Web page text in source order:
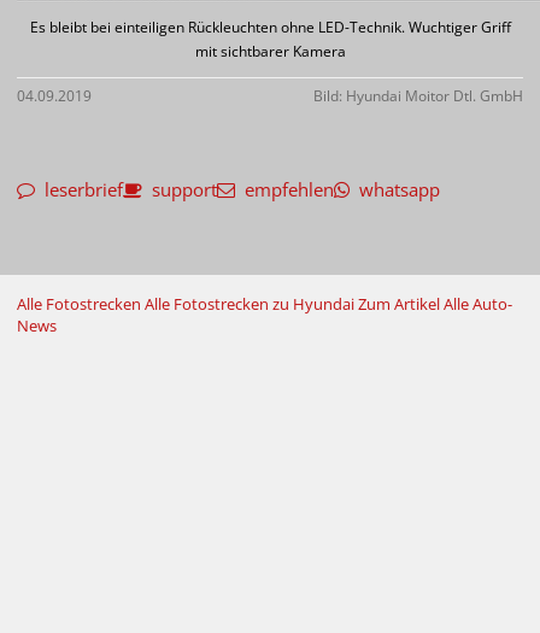
Es bleibt bei einteiligen Rückleuchten ohne LED-Technik. Wuchtiger Griff
mit sichtbarer Kamera
04.09.2019 Bild: Hyundai Moitor Dtl. GmbH
leserbrief support empfehlen whatsapp
Alle Fotostrecken Alle Fotostrecken zu HyundaiZum ArtikelAlle Auto-
News